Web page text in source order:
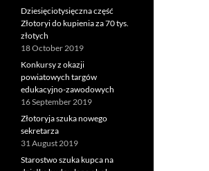
Dziesięciotysięczna część
Złotoryi do kupienia za 70 tys.
złotych
18 October 2019
Konkursy z okazji
powiatowych targów
edukacyjno-zawodowych
16 September 2019
Złotoryja szuka nowego
sekretarza
31 August 2019
Starostwo szuka kupca na